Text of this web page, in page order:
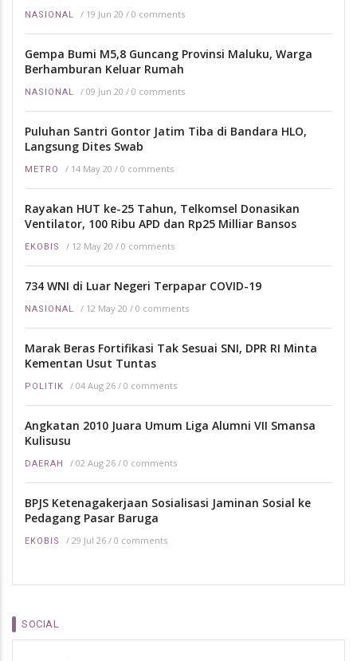
NASIONAL / 19 Jun 20 / 0 comments
Gempa Bumi M5,8 Guncang Provinsi Maluku, Warga
Berhamburan Keluar Rumah
NASIONAL / 09 Jun 20 / 0 comments
Puluhan Santri Gontor Jatim Tiba di Bandara HLO,
Langsung Dites Swab
METRO / 14 May 20 / 0 comments
Rayakan HUT ke-25 Tahun, Telkomsel Donasikan
Ventilator, 100 Ribu APD dan Rp25 Milliar Bansos
EKOBIS / 12 May 20 / 0 comments
734 WNI di Luar Negeri Terpapar COVID-19
NASIONAL / 12 May 20 / 0 comments
Marak Beras Fortifikasi Tak Sesuai SNI, DPR RI Minta
Kementan Usut Tuntas
POLITIK / 04 Aug 26 / 0 comments
Angkatan 2010 Juara Umum Liga Alumni VII Smansa
Kulisusu
DAERAH / 02 Aug 26 / 0 comments
BPJS Ketenagakerjaan Sosialisasi Jaminan Sosial ke
Pedagang Pasar Baruga
EKOBIS / 29 Jul 26 / 0 comments
SOCIAL